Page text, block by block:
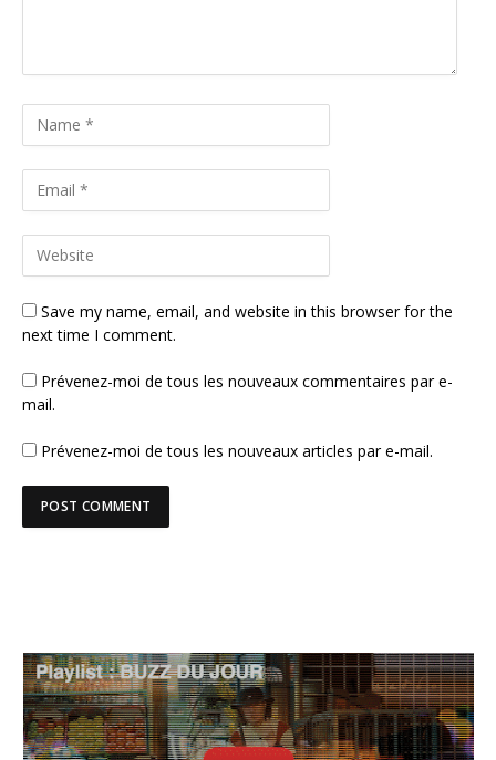
Save my name, email, and website in this browser for the
next time I comment.
Prévenez-moi de tous les nouveaux commentaires par e-
mail.
Prévenez-moi de tous les nouveaux articles par e-mail.